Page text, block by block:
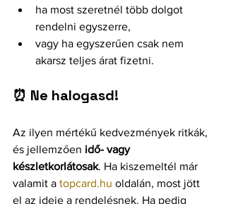
ha most szeretnél több dolgot
rendelni egyszerre,
vagy ha egyszerűen csak nem
akarsz teljes árat fizetni.
⏰ Ne halogasd!
Az ilyen mértékű kedvezmények ritkák,
és jellemzően idő- vagy
készletkorlátosak. Ha kiszemeltél már
valamit a topcard.hu oldalán, most jött
el az ideje a rendelésnek. Ha pedig